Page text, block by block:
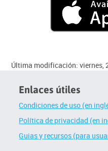
Última modificación: viernes,
Enlaces útiles
Condiciones de uso (en
Política de privacidad (en
Guias y recursos (para